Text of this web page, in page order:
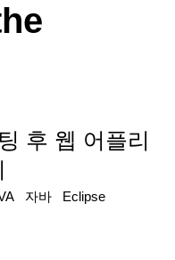
후 웹 어플리
자바
Eclipse